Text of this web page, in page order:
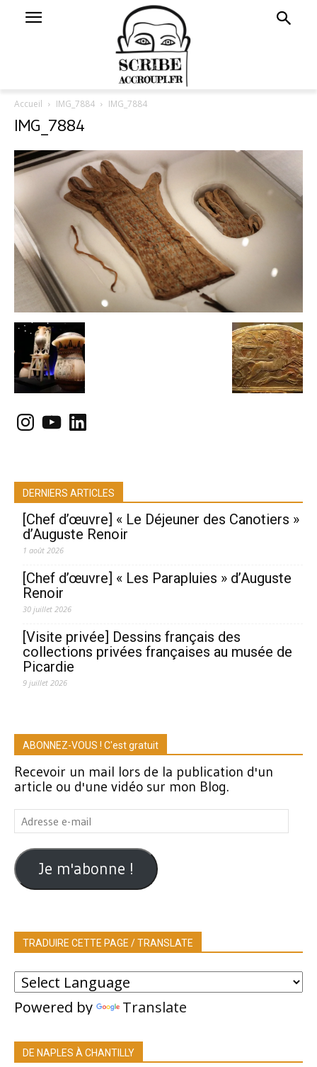
Accueil IMG_7884 IMG_7884
IMG_7884
Instagram
YouTubeLinkedIn
DERNIERS ARTICLES
[Chef d’œuvre] « Le Déjeuner des Canotiers »
d’Auguste Renoir
1 août 2026
[Chef d’œuvre] « Les Parapluies » d’Auguste
Renoir
30 juillet 2026
[Visite privée] Dessins français des
collections privées françaises au musée de
Picardie
9 juillet 2026
ABONNEZ-VOUS ! C'est gratuit
Recevoir un mail lors de la publication d'un
article ou d'une vidéo sur mon Blog.
Adresse
e-
mail
Je m'abonne !
TRADUIRE CETTE PAGE / TRANSLATE
Powered by Translate
DE NAPLES À CHANTILLY